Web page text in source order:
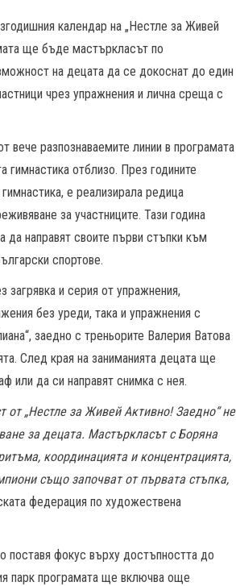
календар на „Нестле за Живей
ще бъде мастъркласът по
на децата да се докоснат до един
чрез упражнения и лична среща с
вече разпознаваемите линии в програмата
отблизо. През годините
е реализирала редица
за участниците. Тази година
направят своите първи стъпки към
спортове.
и серия от упражнения,
без уреди, така и упражнения с
заедно с треньорите Валерия Ватова
След края на заниманията децата ще
или да си направят снимка с нея.
от „Нестле за Живей Активно! Заедно“ не
за децата. Мастъркласът с Боряна
координацията и концентрацията,
също започват от първата стъпка,
федерация по художествена
поставя фокус върху достъпността до
парк програмата ще включва още